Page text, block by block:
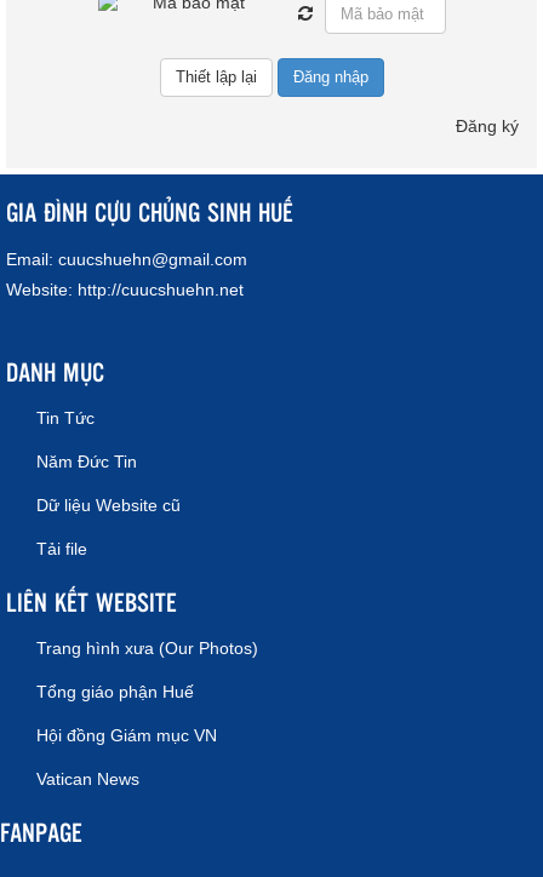
Đăng nhập
Đăng ký
GIA ĐÌNH CỰU CHỦNG SINH HUẾ
Email: cuucshuehn@gmail.com
Website: http://cuucshuehn.net
DANH MỤC
Tin Tức
Năm Đức Tin
Dữ liệu Website cũ
Tải file
LIÊN KẾT WEBSITE
Trang hình xưa (Our Photos)
Tổng giáo phận Huế
Hội đồng Giám mục VN
Vatican News
FANPAGE